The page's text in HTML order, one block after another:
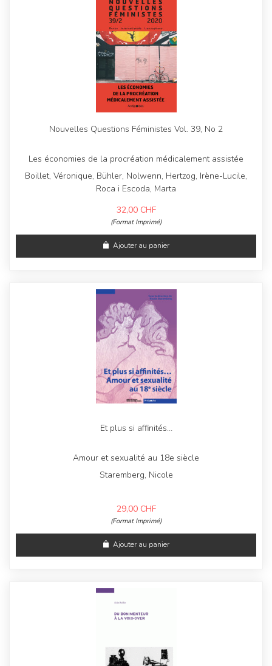
Nouvelles Questions Féministes Vol. 39, No 2
Les économies de la procréation médicalement assistée
Boillet, Véronique, Bühler, Nolwenn, Hertzog, Irène-Lucile,
Roca i Escoda, Marta
32,00 CHF
(Format Imprimé)
Ajouter au panier
Et plus si affinités…
Amour et sexualité au 18e siècle
Staremberg, Nicole
29,00 CHF
(Format Imprimé)
Ajouter au panier